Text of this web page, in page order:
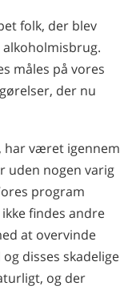
Nepalesisk
Ukrainsk
Kroatisk
Alle sprog
folk, der blev
måles på vores
der nu
har været igennem
uden nogen varig
program
findes andre
at overvinde
disses skadelige
og der